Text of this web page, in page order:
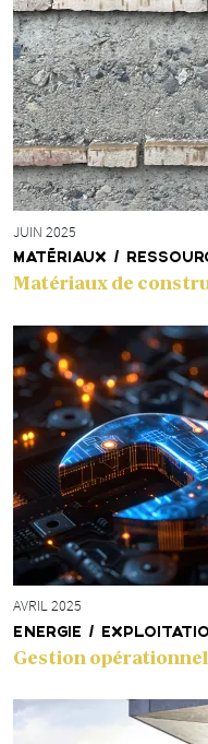
JUIN 2025
MATÉRIAUX /
Matériaux de
AVRIL 2025
ENERGIE /
Gestion